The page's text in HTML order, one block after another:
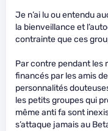
Je n’ai lu ou entendu
la bienveillance et
contrainte que ces
Par contre pendant les
financés par les amis
personnalités
les petits groupes qui
même anti fa sont
s’attaque jamais au